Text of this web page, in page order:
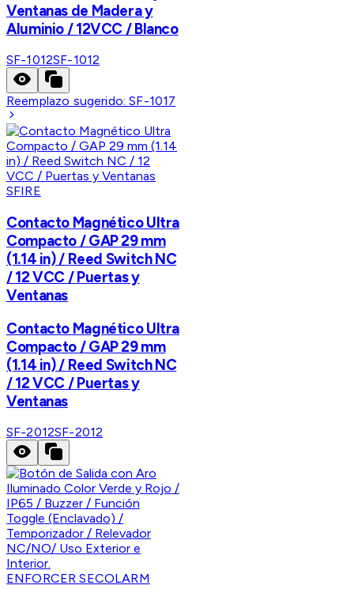
Ventanas de Madera y
Aluminio / 12VCC / Blanco
SF-1012SF-1012
Reemplazo sugerido:SF-1017
SFIRE
Contacto Magnético Ultra
Compacto / GAP 29 mm
(1.14 in) / Reed Switch NC
/ 12 VCC / Puertas y
Ventanas
Contacto Magnético Ultra
Compacto / GAP 29 mm
(1.14 in) / Reed Switch NC
/ 12 VCC / Puertas y
Ventanas
SF-2012SF-2012
ENFORCER SECOLARM